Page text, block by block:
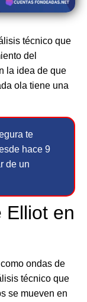
técnico que
del
la idea de que
ola tiene una
te
hace 9
de un
Elliot en
ondas de
técnico que
se mueven en